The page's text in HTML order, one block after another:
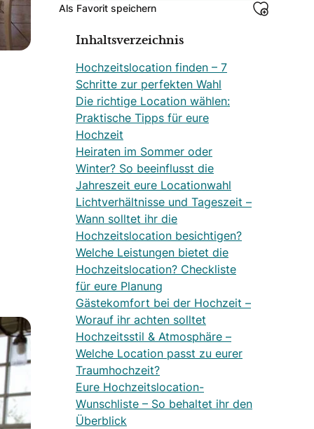
Als Favorit speichern
Inhaltsverzeichnis
Hochzeitslocation finden – 7
Schritte zur perfekten Wahl
Die richtige Location wählen:
Praktische Tipps für eure
Hochzeit
Heiraten im Sommer oder
Winter? So beeinflusst die
Jahreszeit eure Locationwahl
Lichtverhältnisse und Tageszeit –
Wann solltet ihr die
Hochzeitslocation besichtigen?
Welche Leistungen bietet die
Hochzeitslocation? Checkliste
für eure Planung
Gästekomfort bei der Hochzeit –
Worauf ihr achten solltet
Hochzeitsstil & Atmosphäre –
Welche Location passt zu eurer
Traumhochzeit?
Eure Hochzeitslocation-
Wunschliste – So behaltet ihr den
Überblick